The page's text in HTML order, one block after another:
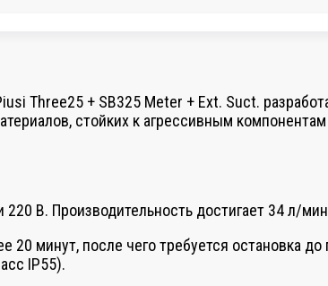
Three25 + SB325 Meter + Ext. Suct.
стойких к агрессивным
В. Производительность достигает 34 л/
20 минут, после чего требуется остановка
IP55).